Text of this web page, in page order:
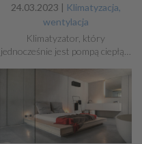
24.03.2023 | Klimatyzacja,
wentylacja
Klimatyzator, który
jednocześnie jest pompą ciepłą…